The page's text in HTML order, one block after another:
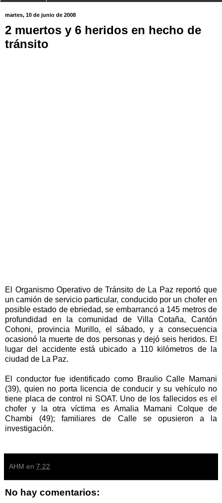
martes, 10 de junio de 2008
2 muertos y 6 heridos en hecho de
tránsito
El Organismo Operativo de Tránsito de La Paz reportó que
un camión de servicio particular, conducido por un chofer en
posible estado de ebriedad, se embarrancó a 145 metros de
profundidad en la comunidad de Villa Cotaña, Cantón
Cohoni, provincia Murillo, el sábado, y a consecuencia
ocasionó la muerte de dos personas y dejó seis heridos. El
lugar del accidente está ubicado a 110 kilómetros de la
ciudad de La Paz.
El conductor fue identificado como Braulio Calle Mamani
(39), quien no porta licencia de conducir y su vehículo no
tiene placa de control ni SOAT. Uno de los fallecidos es el
chofer y la otra víctima es Amalia Mamani Colque de
Chambi (49); familiares de Calle se opusieron a la
investigación.
AHM en 7:22
No hay comentarios: